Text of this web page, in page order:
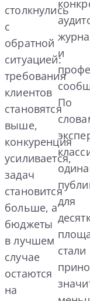
столкнулись
с
обратной
ситуацией:
требования
клиентов
становятся
выше,
конкуренция
усиливается,
задач
становится
больше, а
бюджеты
в лучшем
случае
остаются
на
и
По
для
стали